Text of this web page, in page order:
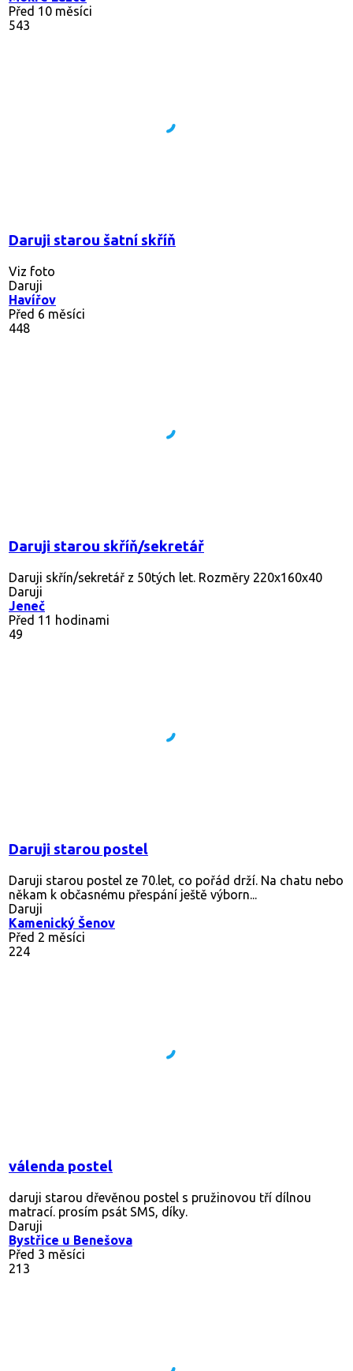
Před 10 měsíci
543
Daruji starou šatní skříň
Viz foto
Daruji
Havířov
Před 6 měsíci
448
Daruji starou skříň/sekretář
Daruji skřín/sekretář z 50tých let. Rozměry 220x160x40
Daruji
Jeneč
Před 11 hodinami
49
Daruji starou postel
Daruji starou postel ze 70.let, co pořád drží. Na chatu nebo
někam k občasnému přespání ještě výborn...
Daruji
Kamenický Šenov
Před 2 měsíci
224
válenda postel
daruji starou dřevěnou postel s pružinovou tří dílnou
matrací. prosím psát SMS, díky.
Daruji
Bystřice u Benešova
Před 3 měsíci
213